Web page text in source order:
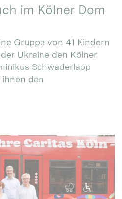
im Kölner Dom
Gruppe von 41 Kindern
Ukraine den Kölner
Schwaderlapp
den